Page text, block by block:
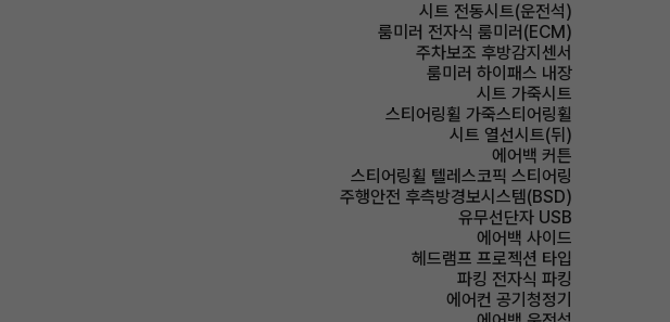
시트 전동시트(운전석)
룸미러 전자식 룸미러(ECM)
주차보조 후방감지센서
룸미러 하이패스 내장
시트 가죽시트
스티어링휠 가죽스티어링휠
시트 열선시트(뒤)
에어백 커튼
스티어링휠 텔레스코픽 스티어링
주행안전 후측방경보시스템(BSD)
유무선단자 USB
에어백 사이드
헤드램프 프로젝션 타입
파킹 전자식 파킹
에어컨 공기청정기